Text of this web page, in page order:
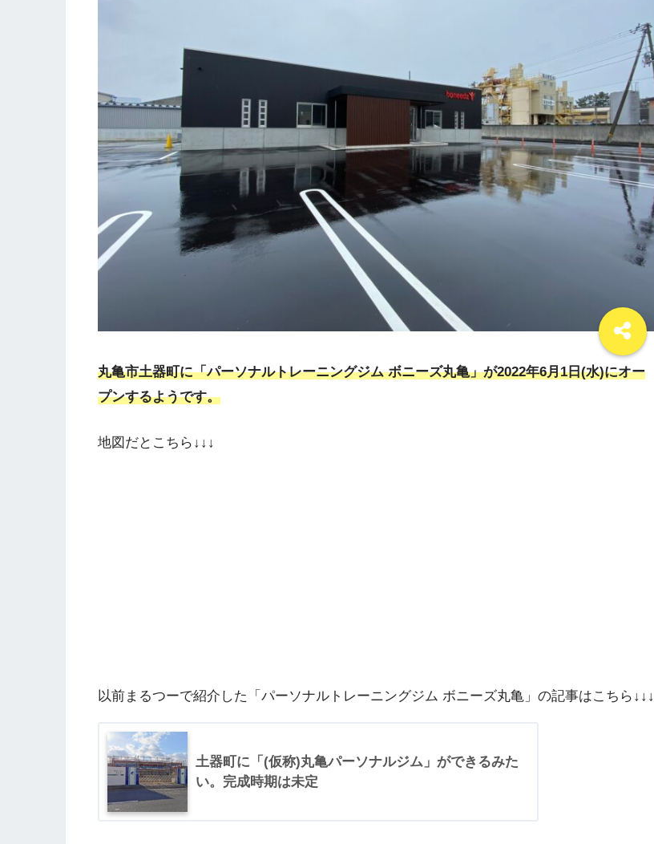
丸亀市土器町に「パーソナルトレーニングジム ボニーズ丸亀」が2022年6月1日(水)にオー
プンするようです。
地図だとこちら↓↓↓
以前まるつーで紹介した「パーソナルトレーニングジム ボニーズ丸亀」の記事はこちら↓↓↓
土器町に「(仮称)丸亀パーソナルジム」ができるみた
い。完成時期は未定